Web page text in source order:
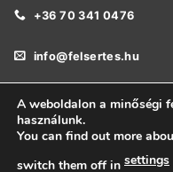
+36 70 341 0476
info@felsertes.hu
A weboldalon a minőségi
használunk.
You can find out more
switch them off in settings